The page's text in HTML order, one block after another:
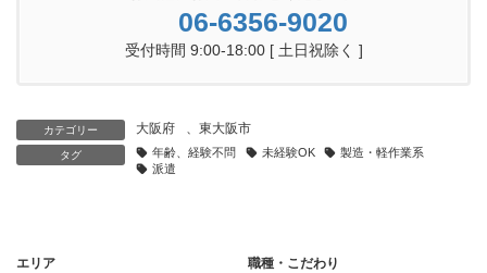
06-6356-9020
受付時間 9:00-18:00 [ 土日祝除く ]
カテゴリー 大阪府 、 東大阪市
タグ 年齢、経験不問 未経験OK
製造・軽作業系
派遣
エリア 職種・こだわり